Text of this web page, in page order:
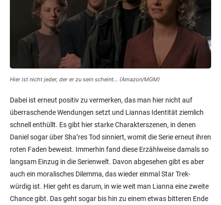
Hier ist nicht jeder, der er zu sein scheint… (Amazon/MGM)
Dabei ist erneut positiv zu vermerken, das man hier nicht auf
überraschende Wendungen setzt und Liannas Identität ziemlich
schnell enthüllt. Es gibt hier starke Charakterszenen, in denen
Daniel sogar über Sha’res Tod sinniert, womit die Serie erneut ihren
roten Faden beweist. Immerhin fand diese Erzählweise damals so
langsam Einzug in die Serienwelt. Davon abgesehen gibt es aber
auch ein moralisches Dilemma, das wieder einmal Star Trek-
würdig ist. Hier geht es darum, in wie weit man Lianna eine zweite
Chance gibt. Das geht sogar bis hin zu einem etwas bitteren Ende